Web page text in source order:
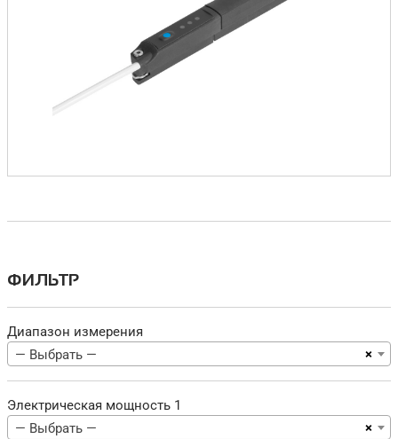
ФИЛЬТР
Диапазон измерения
×
— Выбрать —
Электрическая мощность 1
×
— Выбрать —